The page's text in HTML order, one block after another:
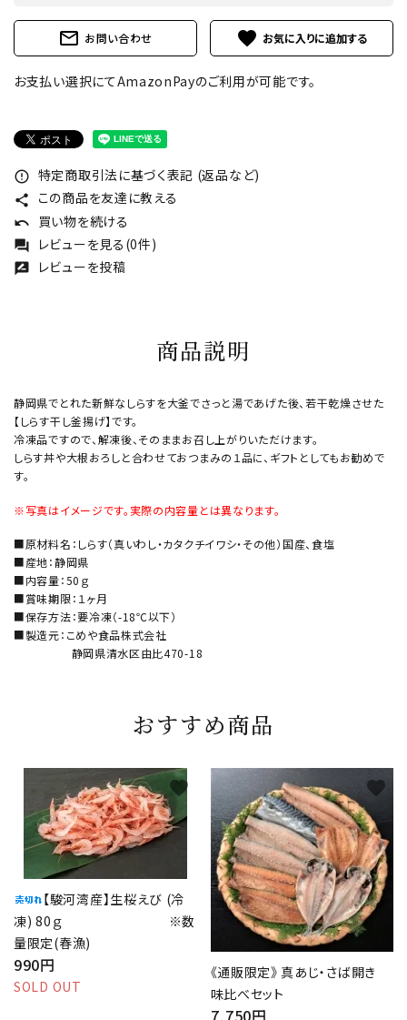
mail_outline お問い合わせ favorite
お支払い選択にてAmazonPayのご利用が可能です。
error_outline 特定商取引法に基づく表記 (返品など)
share この商品を友達に教える
undo 買い物を続ける
forum レビューを見る(0件)
rate_review レビューを投稿
商品説明
静岡県でとれた新鮮なしらすを大釜でさっと湯であげた後、若干乾燥させた
【しらす干し釜揚げ】です。
冷凍品ですので、解凍後、そのままお召し上がりいただけます。
しらす丼や大根おろしと合わせておつまみの１品に、ギフトとしてもお勧めで
す。
※写真はイメージです。実際の内容量とは異なります。
■原材料名：しらす（真いわし・カタクチイワシ・その他）国産、食塩
■産地：静岡県
■内容量：50ｇ
■賞味期限：１ヶ月
■保存方法：要冷凍（-18℃以下）
■製造元：こめや食品株式会社
静岡県清水区由比470-18
おすすめ商品
【駿河湾産】生桜えび (冷
凍) 80ｇ ※数
量限定(春漁)
990円
SOLD OUT
favorite
《通販限定》 真あじ・さば開き
味比べセット
7,750円
favorite